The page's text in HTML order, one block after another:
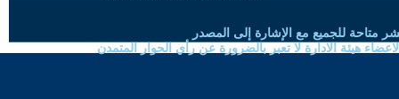
متاحة للجميع مع الإشارة إلى المصدر
هيئة الادارة لا تعبر بالضرورة عن رأي الحوار المتمدن